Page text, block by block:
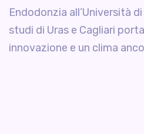
Endodonzia all’Università
studi di Uras e Cagliari
innovazione e un clima